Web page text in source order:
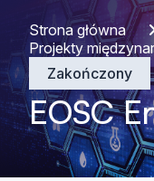
Strona główna
Projekty
Zakończony
EOSC